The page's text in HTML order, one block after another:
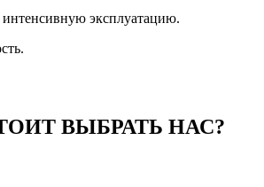
эксплуатацию.
ВЫБРАТЬ НАС?